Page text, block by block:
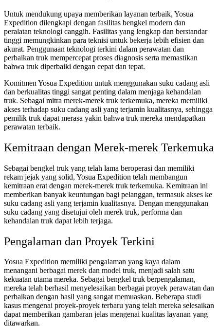
Untuk mendukung upaya memberikan layanan terbaik, Yosua
Expedition dilengkapi dengan fasilitas bengkel modern dan
peralatan teknologi canggih. Fasilitas yang lengkap dan berstandar
tinggi memungkinkan para teknisi untuk bekerja lebih efisien dan
akurat. Penggunaan teknologi terkini dalam perawatan dan
perbaikan truk mempercepat proses diagnosis serta memastikan
bahwa truk diperbaiki dengan cepat dan tepat.
Komitmen Yosua Expedition untuk menggunakan suku cadang asli
dan berkualitas tinggi sangat penting dalam menjaga kehandalan
truk. Sebagai mitra merek-merek truk terkemuka, mereka memiliki
akses terhadap suku cadang asli yang terjamin kualitasnya, sehingga
pemilik truk dapat merasa yakin bahwa truk mereka mendapatkan
perawatan terbaik.
Kemitraan dengan Merek-merek Terkemuka
Sebagai bengkel truk yang telah lama beroperasi dan memiliki
rekam jejak yang solid, Yosua Expedition telah membangun
kemitraan erat dengan merek-merek truk terkemuka. Kemitraan ini
memberikan banyak keuntungan bagi pelanggan, termasuk akses ke
suku cadang asli yang terjamin kualitasnya. Dengan menggunakan
suku cadang yang disetujui oleh merek truk, performa dan
kehandalan truk dapat lebih terjaga.
Pengalaman dan Proyek Terkini
Yosua Expedition memiliki pengalaman yang kaya dalam
menangani berbagai merek dan model truk, menjadi salah satu
kekuatan utama mereka. Sebagai bengkel truk berpengalaman,
mereka telah berhasil menyelesaikan berbagai proyek perawatan dan
perbaikan dengan hasil yang sangat memuaskan. Beberapa studi
kasus mengenai proyek-proyek terbaru yang telah mereka selesaikan
dapat memberikan gambaran jelas mengenai kualitas layanan yang
ditawarkan.